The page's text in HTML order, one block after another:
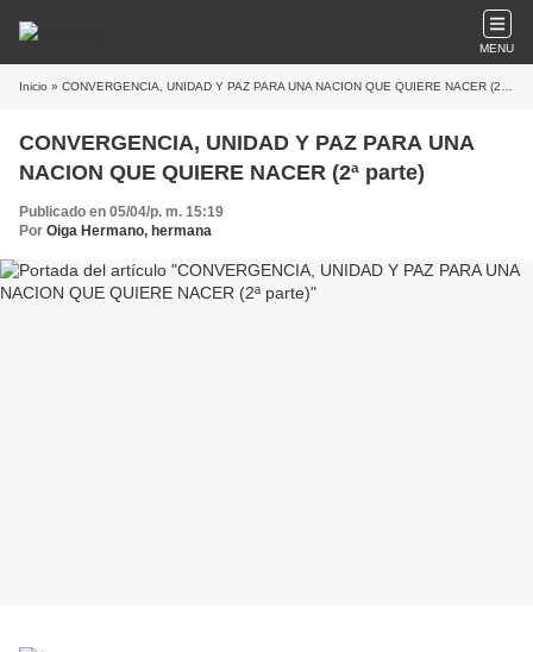
MENU
Inicio » CONVERGENCIA, UNIDAD Y PAZ PARA UNA NACION QUE QUIERE NACER (2ª parte)
CONVERGENCIA, UNIDAD Y PAZ PARA UNA
NACION QUE QUIERE NACER (2ª parte)
Publicado en 05/04/p. m. 15:19
Por Oiga Hermano, hermana